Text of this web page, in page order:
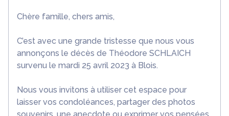
Chère famille, chers amis,
C’est avec une grande tristesse que nous vous
annonçons le décès de Théodore SCHLAICH
survenu le mardi 25 avril 2023 à Blois.
Nous vous invitons à utiliser cet espace pour
laisser vos condoléances, partager des photos